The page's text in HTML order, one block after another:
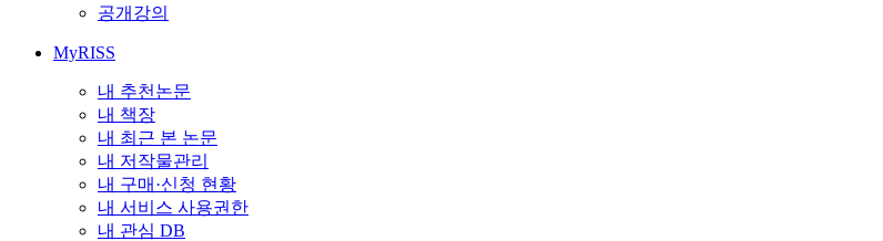
공개강의
MyRISS
내 추천논문
내 책장
내 최근 본 논문
내 저작물관리
내 구매·신청 현황
내 서비스 사용권한
내 관심 DB